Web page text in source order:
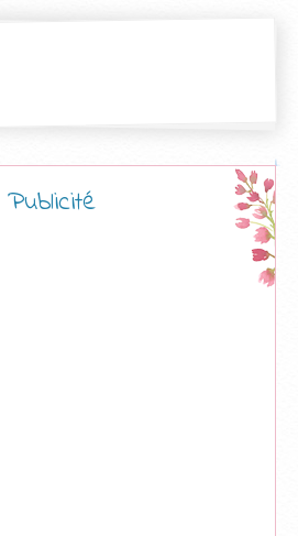
Publicité